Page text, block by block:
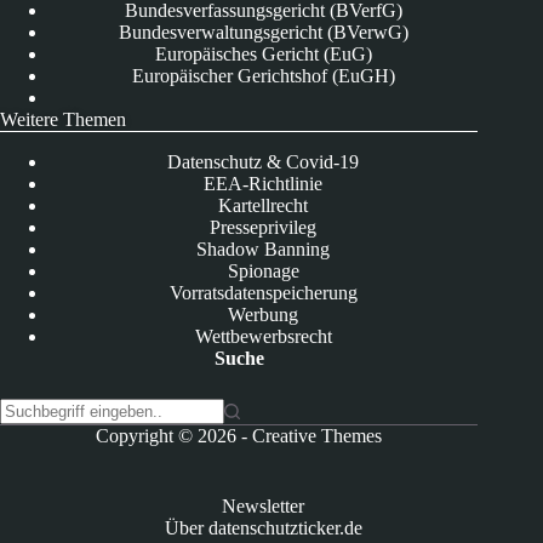
Bundesverfassungsgericht (BVerfG)
Bundesverwaltungsgericht (BVerwG)
Europäisches Gericht (EuG)
Europäischer Gerichtshof (EuGH)
Weitere Themen
Datenschutz & Covid-19
EEA-Richtlinie
Kartellrecht
Presseprivileg
Shadow Banning
Spionage
Vorratsdatenspeicherung
Werbung
Wettbewerbsrecht
Suche
Copyright © 2026 -Creative Themes
Newsletter
Über datenschutzticker.de